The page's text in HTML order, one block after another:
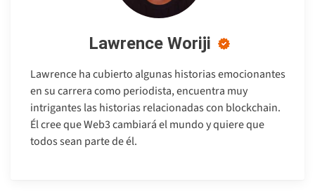
Lawrence Woriji
Lawrence ha cubierto algunas historias emocionantes
en su carrera como periodista, encuentra muy
intrigantes las historias relacionadas con blockchain.
Él cree que Web3 cambiará el mundo y quiere que
todos sean parte de él.